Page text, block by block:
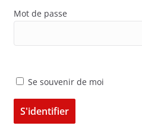
Mot de passe
Se souvenir de moi